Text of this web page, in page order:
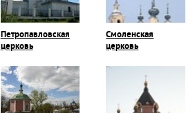
Петропавловская
церковь
Смоленская
церковь